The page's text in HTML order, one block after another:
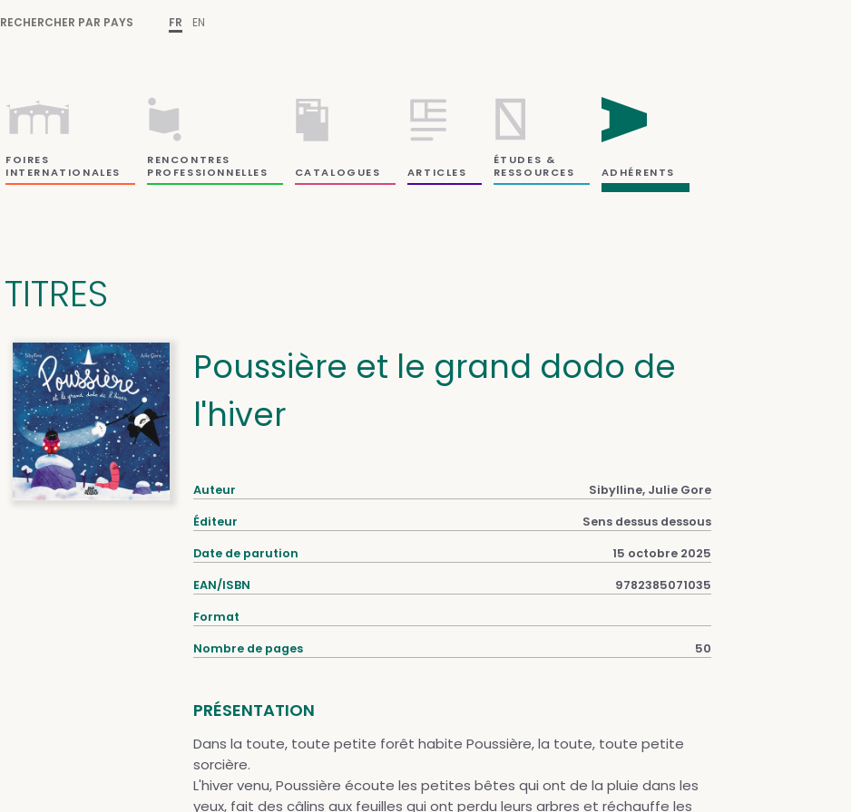
RECHERCHER PAR PAYS FR EN
FOIRES
INTERNATIONALES
RENCONTRES
PROFESSIONNELLES
CATALOGUES ARTICLES
ÉTUDES &
RESSOURCES
ADHÉRENTS
TITRES
Poussière et le grand dodo de
l'hiver
Auteur Sibylline, Julie Gore
Éditeur Sens dessus dessous
Date de parution 15 octobre 2025
EAN/ISBN 9782385071035
Format
Nombre de pages 50
PRÉSENTATION
Dans la toute, toute petite forêt habite Poussière, la toute, toute petite
sorcière.
L'hiver venu, Poussière écoute les petites bêtes qui ont de la pluie dans les
yeux, fait des câlins aux feuilles qui ont perdu leurs arbres et réchauffe les